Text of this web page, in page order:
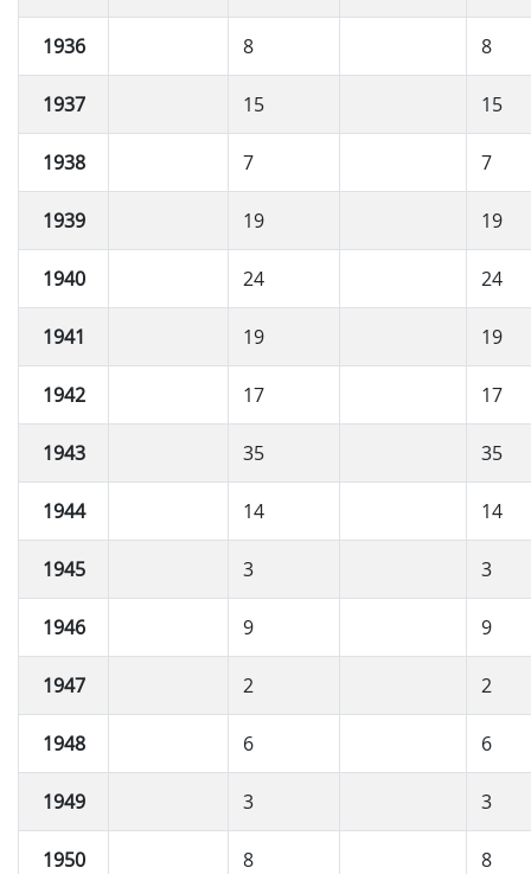
1936 8 8
1937 15 15
1938 7 7
1939 19 19
1940 24 24
1941 19 19
1942 17 17
1943 35 35
1944 14 14
1945 3 3
1946 9 9
1947 2 2
1948 6 6
1949 3 3
1950 8 8